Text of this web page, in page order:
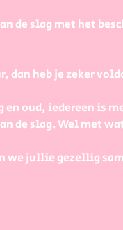
de slag met het
dan heb je zeker
oud, iedereen is
de slag. Wel met
we jullie gezellig